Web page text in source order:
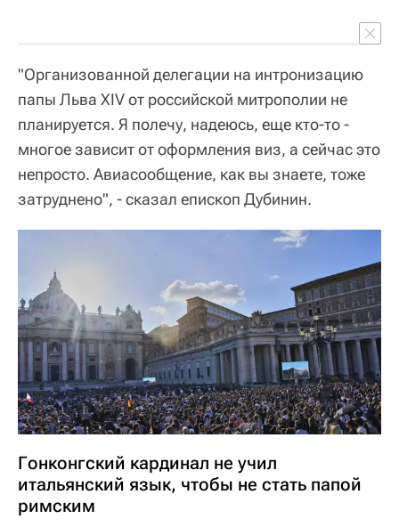
"Организованной делегации на интронизацию
папы Льва XIV от российской митрополии не
планируется. Я полечу, надеюсь, еще кто-то -
многое зависит от оформления виз, а сейчас это
непросто. Авиасообщение, как вы знаете, тоже
затруднено", - сказал епископ Дубинин.
Гонконгский кардинал не учил
итальянский язык, чтобы не стать папой
римским